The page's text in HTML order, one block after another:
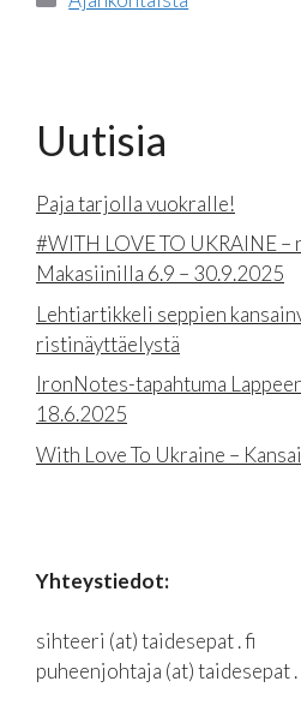
Uutisia
Paja tarjolla vuokralle!
#WITH LOVE TO UKRAINE
Makasiinilla 6.9 – 30.9.2025
Lehtiartikkeli seppien
ristinäyttäelystä
IronNotes-tapahtuma
18.6.2025
With Love To Ukraine –
Yhteystiedot:
sihteeri (at) taidesepat . fi
puheenjohtaja (at) taidesepat .